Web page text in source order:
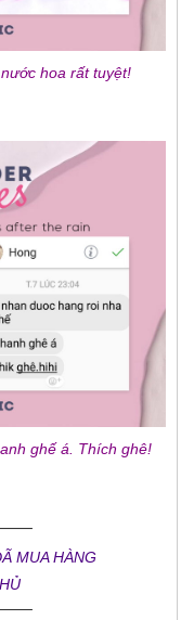
hoa rất tuyệt!
ghế á. Thích ghê!
MUA HÀNG